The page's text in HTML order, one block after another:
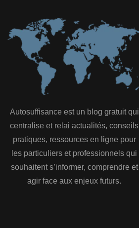
Autosuffisance est un blog gratuit qui
centralise et relai actualités, conseils
pratiques, ressources en ligne pour
les particuliers et professionnels qui
souhaitent s’informer, comprendre et
agir face aux enjeux futurs.